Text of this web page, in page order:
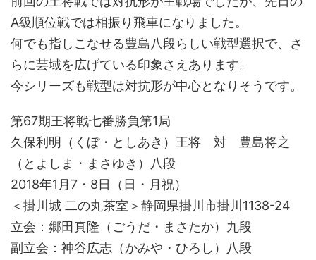
A級順位戦では相振り飛車になりました。
何でも指しこなせる豊島八段らしい戦型選択で、さ
らに芸域を広げている印象さえあります。
今シリーズも戦型は対抗形が中心となりそうです。
第67期王将戦七番勝負第1局
久保利明（くぼ・としあき）王将 対 豊島将之
（とよしま・まさゆき）八段
2018年1月7・8日（日・月祝）
＜掛川城 二の丸茶室＞静岡県掛川市掛川1138-24
立会：郷田真隆（ごうだ・まさたか）九段
副立会：神谷広志（かみや・ひろし）八段